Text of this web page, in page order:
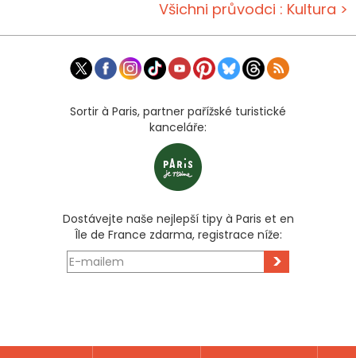
Všichni průvodci : Kultura >
Sortir à Paris, partner pařížské turistické
kanceláře:
Dostávejte naše nejlepší tipy à Paris et en
Île de France zdarma, registrace níže:
>